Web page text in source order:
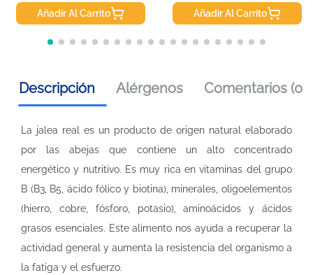
Añadir Al Carrito Añadir Al Carrito
Descripción Alérgenos Comentarios (0)
La jalea real es un producto de origen natural elaborado
por las abejas que contiene un alto concentrado
energético y nutritivo. Es muy rica en vitaminas del grupo
B (B3, B5, ácido fólico y biotina), minerales, oligoelementos
(hierro, cobre, fósforo, potasio), aminoácidos y ácidos
grasos esenciales. Este alimento nos ayuda a recuperar la
actividad general y aumenta la resistencia del organismo a
la fatiga y el esfuerzo.